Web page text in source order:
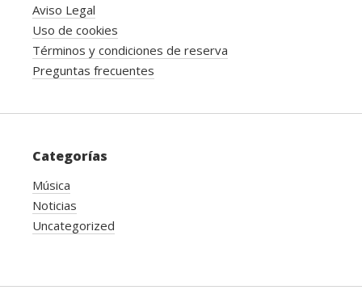
Aviso Legal
Uso de cookies
Términos y condiciones de reserva
Preguntas frecuentes
Categorías
Música
Noticias
Uncategorized